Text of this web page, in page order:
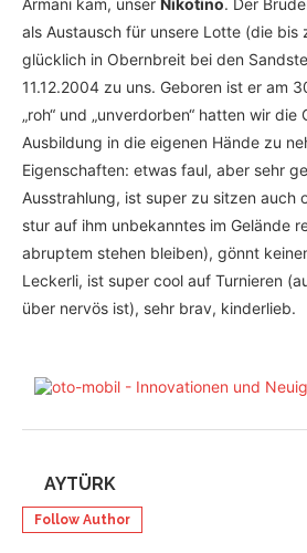
Armani kam, unser Nikotino. Der
als Austausch für unsere Lotte (die bis
glücklich in Obernbreit bei den
11.12.2004 zu uns. Geboren ist er am
„roh“ und „unverdorben“ hatten wir die
Ausbildung in die eigenen Hände zu
Eigenschaften: etwas faul, aber sehr
Ausstrahlung, ist super zu sitzen auch
stur auf ihm unbekanntes im Gelände
abruptem stehen bleiben), gönnt
Leckerli, ist super cool auf Turnieren
über nervös ist), sehr brav, kinderlieb.
AYTÜRK
Follow Author